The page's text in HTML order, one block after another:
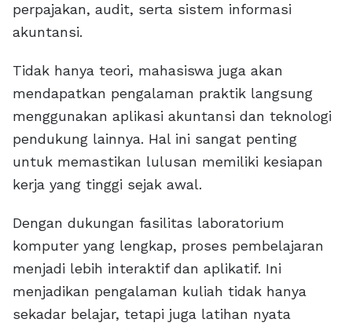
perpajakan, audit, serta sistem informasi
akuntansi.
Tidak hanya teori, mahasiswa juga akan
mendapatkan pengalaman praktik langsung
menggunakan aplikasi akuntansi dan teknologi
pendukung lainnya. Hal ini sangat penting
untuk memastikan lulusan memiliki kesiapan
kerja yang tinggi sejak awal.
Dengan dukungan fasilitas laboratorium
komputer yang lengkap, proses pembelajaran
menjadi lebih interaktif dan aplikatif. Ini
menjadikan pengalaman kuliah tidak hanya
sekadar belajar, tetapi juga latihan nyata